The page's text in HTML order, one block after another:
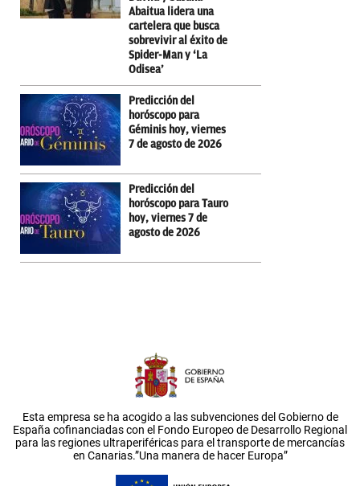
Abaitua lidera una
cartelera que busca
sobrevivir al éxito de
Spider-Man y ‘La
Odisea’
Predicción del
horóscopo para
Géminis hoy, viernes
7 de agosto de 2026
Predicción del
horóscopo para Tauro
hoy, viernes 7 de
agosto de 2026
Esta empresa se ha acogido a las subvenciones del Gobierno de
España cofinanciadas con el Fondo Europeo de Desarrollo Regional
para las regiones ultraperiféricas para el transporte de mercancías
en Canarias.”Una manera de hacer Europa”